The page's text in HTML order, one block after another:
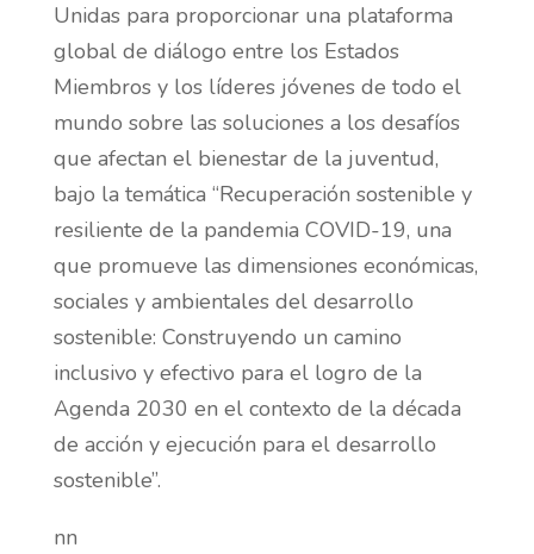
Unidas para proporcionar una plataforma
global de diálogo entre los Estados
Miembros y los líderes jóvenes de todo el
mundo sobre las soluciones a los desafíos
que afectan el bienestar de la juventud,
bajo la temática “Recuperación sostenible y
resiliente de la pandemia COVID-19, una
que promueve las dimensiones económicas,
sociales y ambientales del desarrollo
sostenible: Construyendo un camino
inclusivo y efectivo para el logro de la
Agenda 2030 en el contexto de la década
de acción y ejecución para el desarrollo
sostenible”.
nn